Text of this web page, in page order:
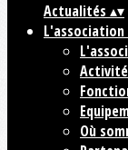
Actualités ▴▾
L'association
Où